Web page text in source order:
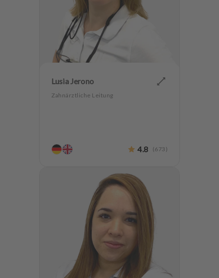
Lusia Jerono
Zahnärztliche Leitung
4.8 (673 )